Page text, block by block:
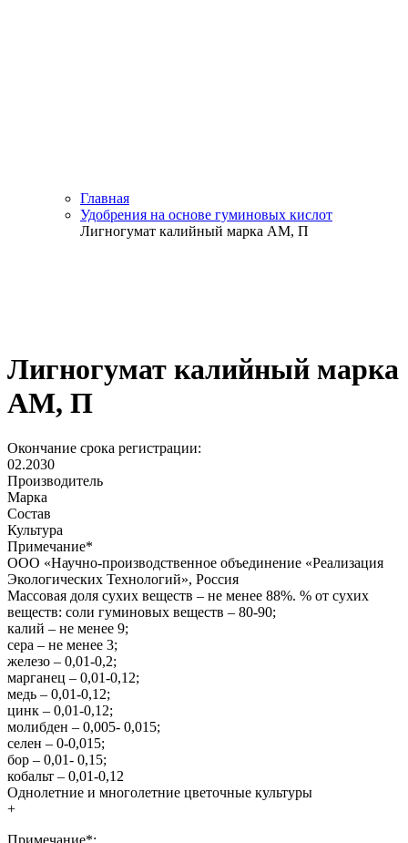
Главная
Удобрения на основе гуминовых кислот
Лигногумат калийный марка АМ, П
Лигногумат калийный марка
АМ, П
Окончание срока регистрации:
02.2030
Производитель
Марка
Состав
Культура
Примечание*
ООО «Научно-производственное объединение «Реализация
Экологических Технологий», Россия
Массовая доля сухих веществ – не менее 88%. % от сухих
веществ: соли гуминовых веществ – 80-90;
калий – не менее 9;
сера – не менее 3;
железо – 0,01-0,2;
марганец – 0,01-0,12;
медь – 0,01-0,12;
цинк – 0,01-0,12;
молибден – 0,005- 0,015;
селен – 0-0,015;
бор – 0,01- 0,15;
кобальт – 0,01-0,12
Однолетние и многолетние цветочные культуры
+
Примечание*: